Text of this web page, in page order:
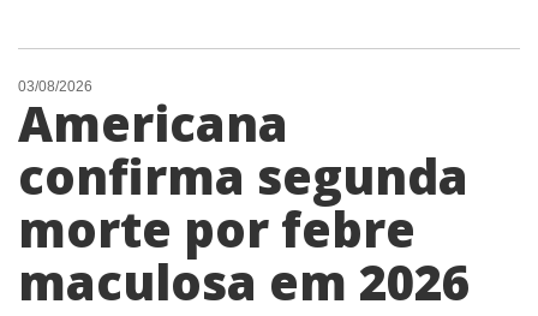
03/08/2026
Americana
confirma segunda
morte por febre
maculosa em 2026